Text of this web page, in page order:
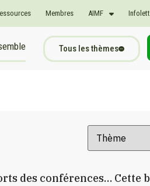
Membres AIMF
Tous les thèmes
des conférences… Cette